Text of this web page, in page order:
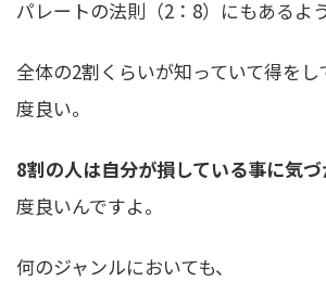
パレートの法則（2：8）にもあるよう
全体の2割くらいが知っていて得を
度良い。
8割の人は自分が損している事に気
度良いんですよ。
何のジャンルにおいても、